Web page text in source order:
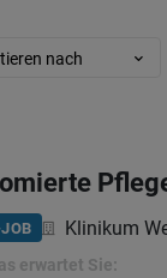
nach
Klinikum
erwartet Sie: